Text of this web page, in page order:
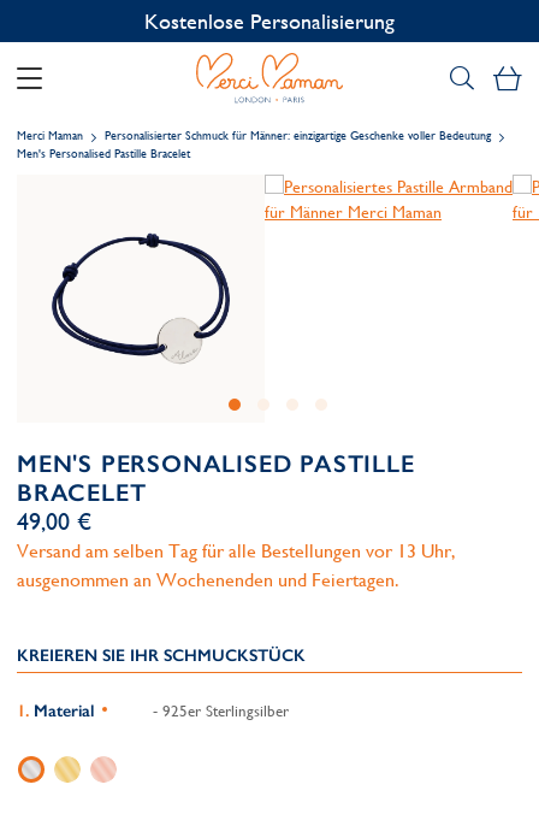
Kostenlose Personalisierung
Merci Maman
Personalisierter Schmuck für Männer: einzigartige Geschenke voller Bedeutung
Men's Personalised Pastille Bracelet
MEN'S PERSONALISED PASTILLE
BRACELET
49,00 €
Versand am selben Tag für alle Bestellungen vor 13 Uhr,
ausgenommen an Wochenenden und Feiertagen.
KREIEREN SIE IHR SCHMUCKSTÜCK
Material - 925er Sterlingsilber